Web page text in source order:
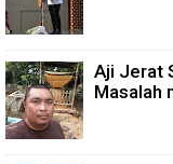
Aji Jerat
Masalah